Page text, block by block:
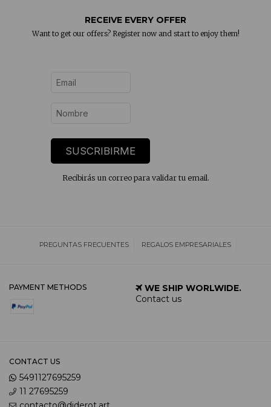
RECEIVE EVERY OFFER
Want to get our offers? Register now and start to enjoy them!
SUSCRIBIRME
Recibirás un correo para validar tu email.
PREGUNTAS FRECUENTES REGALOS EMPRESARIALES
PAYMENT METHODS
WE SHIP WORLWIDE.
Contact us
CONTACT US
5491127695259
11 27695259